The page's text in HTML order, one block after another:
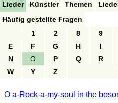
Lieder Künstler Themen
Häufig gestellte Fragen
1
2 8 9
E
F G H I
N
O P Q R
W
Y Z
O a-Rock-a-my-soul in the